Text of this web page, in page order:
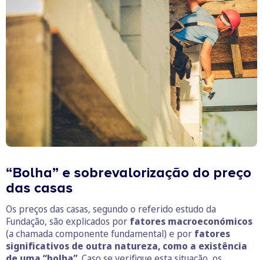
“Bolha” e sobrevalorização do preço
das casas
Os preços das casas, segundo o referido estudo da
Fundação, são explicados por fatores macroeconómicos
(a chamada componente fundamental) e por fatores
significativos de outra natureza, como a existência